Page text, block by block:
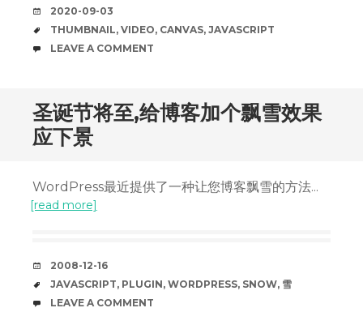
DATE
2020-09-03
TAGS
THUMBNAIL, VIDEO, CANVAS, JAVASCRIPT
COMMENTS
LEAVE A COMMENT
圣诞节将至,给博客加个飘雪效果
应下景
WordPress最近提供了一种让您博客飘雪的方法...
[read more]
DATE
2008-12-16
TAGS
JAVASCRIPT, PLUGIN, WORDPRESS, SNOW, 雪
COMMENTS
LEAVE A COMMENT